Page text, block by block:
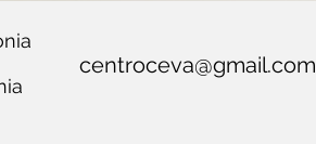
centroceva@gmail.com